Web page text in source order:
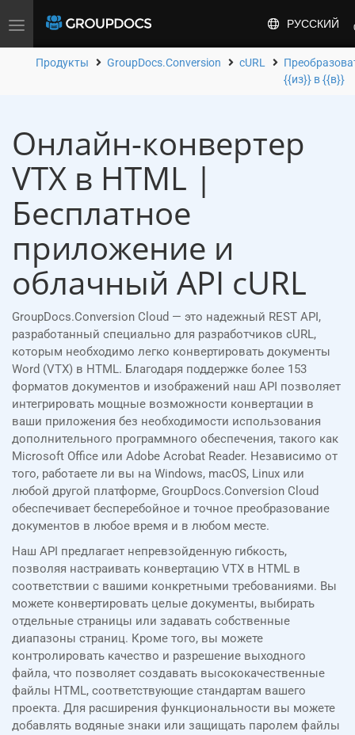
Toggle
РУССКИЙ
Продукты GroupDocs.Conversion cURL
{{из}} в {{в}}
Онлайн-конвертер
VTX в HTML |
Бесплатное
приложение и
облачный API cURL
GroupDocs.Conversion Cloud — это надежный REST API,
разработанный специально для разработчиков cURL,
которым необходимо легко конвертировать документы
Word (VTX) в HTML. Благодаря поддержке более 153
форматов документов и изображений наш API позволяет
интегрировать мощные возможности конвертации в
ваши приложения без необходимости использования
дополнительного программного обеспечения, такого как
Microsoft Office или Adobe Acrobat Reader. Независимо от
того, работаете ли вы на Windows, macOS, Linux или
любой другой платформе, GroupDocs.Conversion Cloud
обеспечивает бесперебойное и точное преобразование
документов в любое время и в любом месте.
Наш API предлагает непревзойденную гибкость,
позволяя настраивать конвертацию VTX в HTML в
соответствии с вашими конкретными требованиями. Вы
можете конвертировать целые документы, выбирать
отдельные страницы или задавать собственные
диапазоны страниц. Кроме того, вы можете
контролировать качество и разрешение выходного
файла, что позволяет создавать высококачественные
файлы HTML, соответствующие стандартам вашего
проекта. Для расширения функциональности вы можете
добавлять водяные знаки или защищать паролем файлы